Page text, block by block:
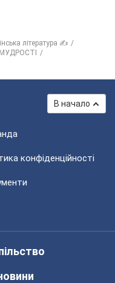
література ✍
В начало
конфіденційності